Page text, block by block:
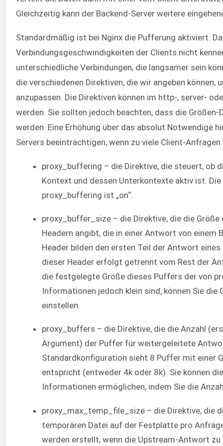
Gleichzeitig kann der Backend-Server weitere
Standardmäßig ist bei Nginx die Pufferung aktiviert.
Verbindungsgeschwindigkeiten der Clients nicht
unterschiedliche Verbindungen, die langsamer sein
die verschiedenen Direktiven, die wir angeben können,
anzupassen. Die Direktiven können im http-, server-
werden. Sie sollten jedoch beachten, dass die
werden. Eine Erhöhung über das absolut Notwendige
Servers beeinträchtigen, wenn zu viele Client-
proxy_buffering – die Direktive, die steuert, ob
Kontext und dessen Unterkontexte aktiv ist.
proxy_buffering ist „on“.
proxy_buffer_size – die Direktive, die die
Headern angibt, die in einer Antwort von einem
Header bilden den ersten Teil der Antwort
dieser Header erfolgt getrennt vom Rest der
die festgelegte Größe dieses Puffers der von
Informationen jedoch klein sind, können Sie die
einstellen.
proxy_buffers – die Direktive, die die Anzahl
Argument) der Puffer für weitergeleitete
Standardkonfiguration sieht 8 Puffer mit einer
entspricht (entweder 4k oder 8k). Sie können
Informationen ermöglichen, indem Sie die
proxy_max_temp_file_size – die Direktive, die
temporären Datei auf der Festplatte pro
werden erstellt, wenn die Upstream-Antwort